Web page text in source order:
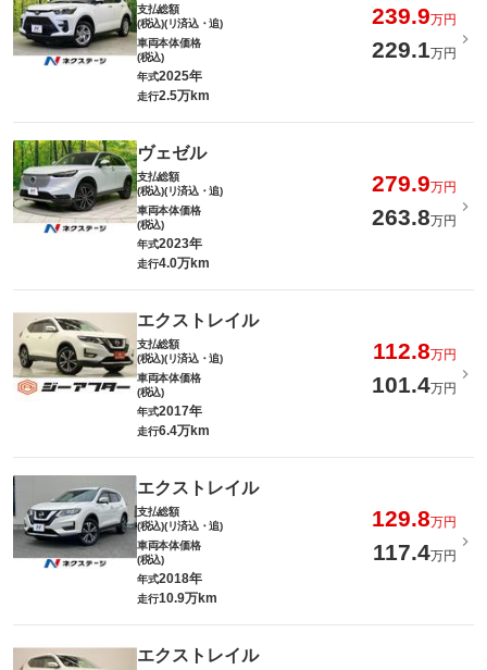
支払総額
(税込)(リ済込・追)
239.9万円
車両本体価格
(税込)
229.1万円
年式2025年
走行2.5万km
ヴェゼル
支払総額
(税込)(リ済込・追)
279.9万円
車両本体価格
(税込)
263.8万円
年式2023年
走行4.0万km
エクストレイル
支払総額
(税込)(リ済込・追)
112.8万円
車両本体価格
(税込)
101.4万円
年式2017年
走行6.4万km
エクストレイル
支払総額
(税込)(リ済込・追)
129.8万円
車両本体価格
(税込)
117.4万円
年式2018年
走行10.9万km
エクストレイル